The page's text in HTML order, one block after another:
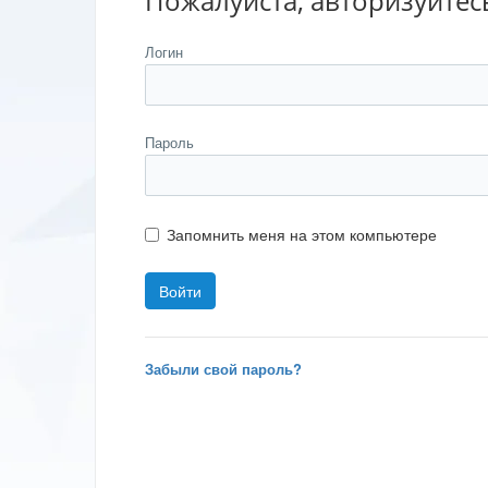
Логин
Пароль
Запомнить меня на этом компьютере
Забыли свой пароль?